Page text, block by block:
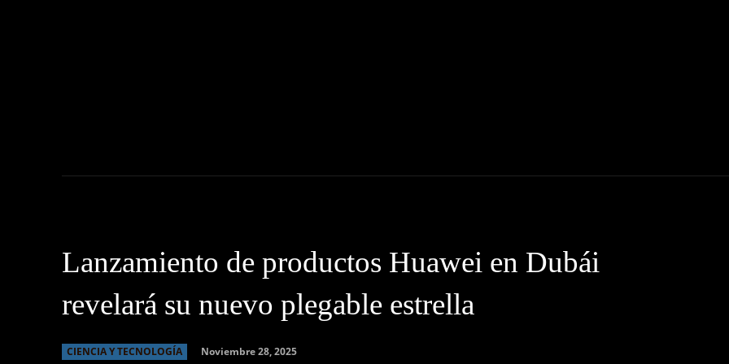
Lanzamiento de productos Huawei en Dubái
revelará su nuevo plegable estrella
CIENCIA Y TECNOLOGÍA Noviembre 28, 2025